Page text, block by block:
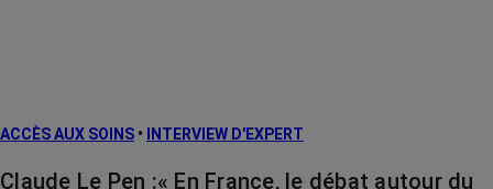
ACCÈS AUX SOINS • INTERVIEW D'EXPERT
Claude Le Pen :« En France, le débat autour du